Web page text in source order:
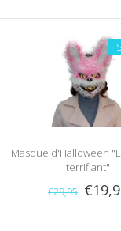
Masque d'Halloween
terrifiant"
€29,95